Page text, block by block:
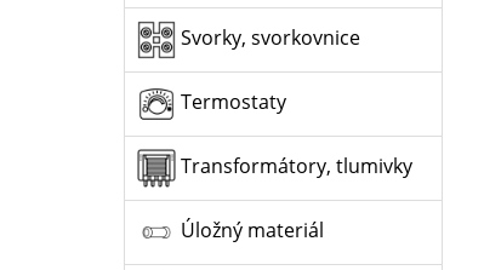
Svorky, svorkovnice
Termostaty
Transformátory, tlumivky
Úložný materiál